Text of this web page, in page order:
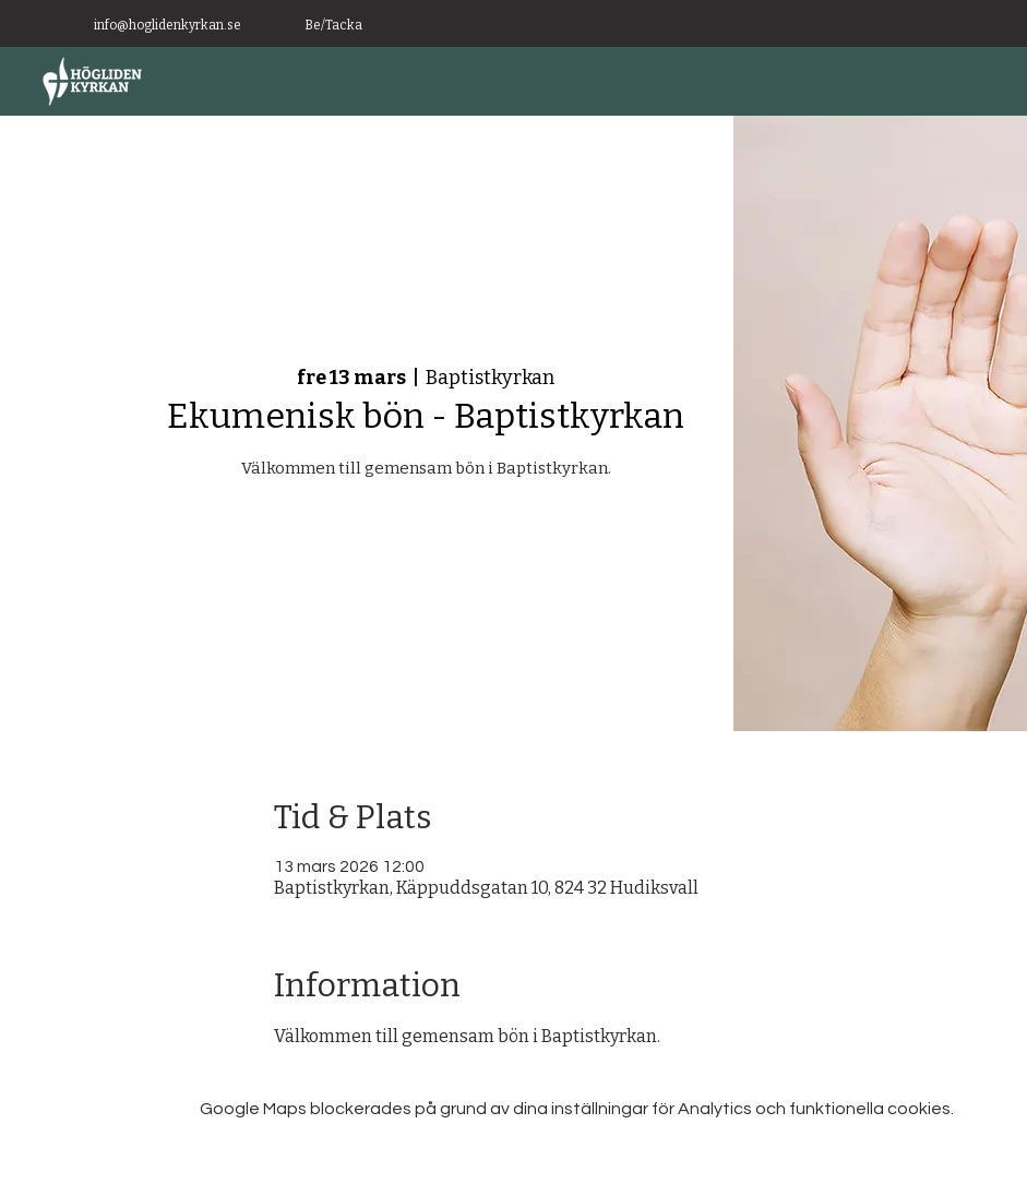
info@hoglidenkyrkan.se Be/Tacka
fre 13 mars
  |
Baptistkyrkan
Ekumenisk bön - Baptistkyrkan
Välkommen till gemensam bön i Baptistkyrkan.
Tid & Plats
13 mars 2026 12:00
Baptistkyrkan, Käppuddsgatan 10, 824 32 Hudiksvall
Information
Välkommen till gemensam bön i Baptistkyrkan.
Google Maps blockerades på grund av dina inställningar för Analytics och funktionella cookies.